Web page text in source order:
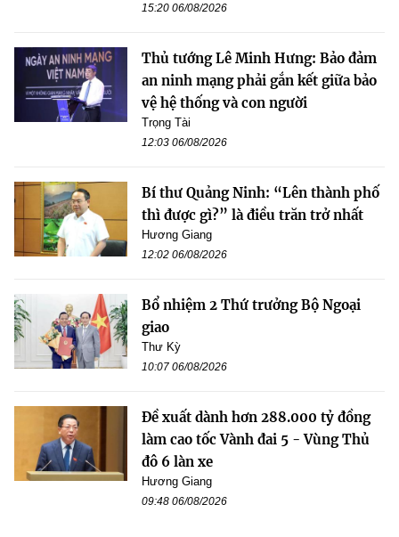
15:20 06/08/2026
Thủ tướng Lê Minh Hưng: Bảo đảm
an ninh mạng phải gắn kết giữa bảo
vệ hệ thống và con người
Trọng Tài
12:03 06/08/2026
Bí thư Quảng Ninh: “Lên thành phố
thì được gì?” là điều trăn trở nhất
Hương Giang
12:02 06/08/2026
Bổ nhiệm 2 Thứ trưởng Bộ Ngoại
giao
Thư Kỳ
10:07 06/08/2026
Đề xuất dành hơn 288.000 tỷ đồng
làm cao tốc Vành đai 5 - Vùng Thủ
đô 6 làn xe
Hương Giang
09:48 06/08/2026